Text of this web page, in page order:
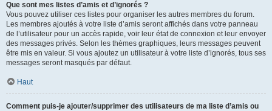
Que sont mes listes d’amis et d’ignorés ?
Vous pouvez utiliser ces listes pour organiser les autres membres du forum.
Les membres ajoutés à votre liste d’amis seront affichés dans votre panneau
de l’utilisateur pour un accès rapide, voir leur état de connexion et leur envoyer
des messages privés. Selon les thèmes graphiques, leurs messages peuvent
être mis en valeur. Si vous ajoutez un utilisateur à votre liste d’ignorés, tous ses
messages seront masqués par défaut.
Haut
Comment puis-je ajouter/supprimer des utilisateurs de ma liste d’amis ou